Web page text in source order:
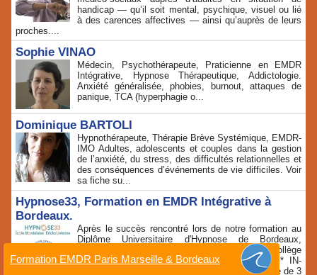
handicap — qu’il soit mental, psychique, visuel ou lié
à des carences affectives — ainsi qu’auprès de leurs
proches....
Sophie VINAO
Médecin, Psychothérapeute, Praticienne en EMDR
Intégrative, Hypnose Thérapeutique, Addictologie.
Anxiété généralisée, phobies, burnout, attaques de
panique, TCA (hyperphagie o...
Dominique BARTOLI
Hypnothérapeute, Thérapie Brève Systémique, EMDR-
IMO Adultes, adolescents et couples dans la gestion
de l’anxiété, du stress, des difficultés relationnelles et
des conséquences d’événements de vie difficiles. Voir
sa fiche su...
Hypnose33, Formation en EMDR Intégrative à
Bordeaux.
Après le succès rencontré lors de notre formation au
Diplôme Universitaire d'Hypnose de Bordeaux,
Hypnose33, en collaboration avec le CHTIP Collège
d'Hypnose et Thérapies Intégratives de Paris * IN-
DOLORE, vous propose une formation immersive de 3
Formation EMDR Paris Marseille & Bordeaux